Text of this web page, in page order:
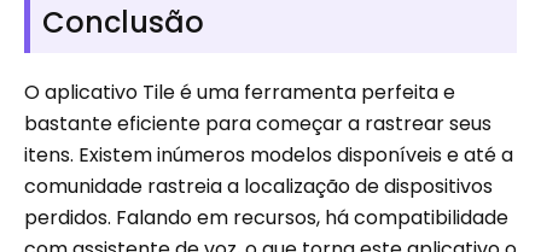
Conclusão
O aplicativo Tile é uma ferramenta perfeita e
bastante eficiente para começar a rastrear seus
itens. Existem inúmeros modelos disponíveis e até a
comunidade rastreia a localização de dispositivos
perdidos. Falando em recursos, há compatibilidade